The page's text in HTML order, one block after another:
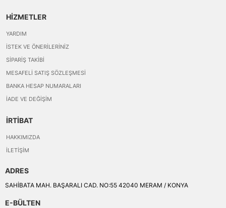
HİZMETLER
YARDIM
İSTEK VE ÖNERILERINIZ
SIPARIŞ TAKIBI
MESAFELI SATIŞ SÖZLEŞMESI
BANKA HESAP NUMARALARI
İADE VE DEĞIŞIM
İRTİBAT
HAKKIMIZDA
İLETIŞIM
ADRES
SAHİBATA MAH. BAŞARALI CAD. NO:55 42040 MERAM / KONYA
E-BÜLTEN